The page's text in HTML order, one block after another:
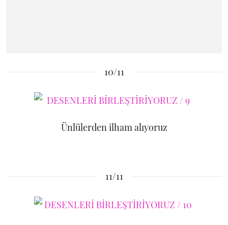
10/11
Ünlülerden ilham alıyoruz
11/11